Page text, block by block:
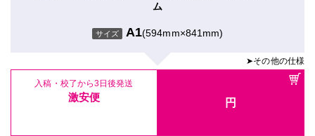
ム
サイズ A1(594mm×841mm)
➤その他の仕様
入稿・校了から3日後発送
激安便 円